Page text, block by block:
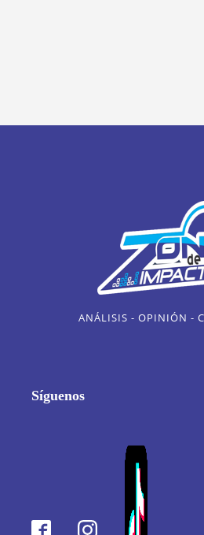
ANÁLISIS - OPINIÓN -
Síguenos